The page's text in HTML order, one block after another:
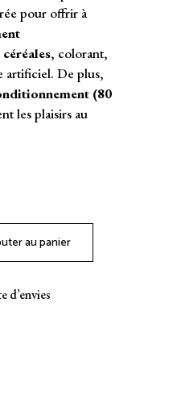
pour offrir à
, colorant,
artificiel. De plus,
(80
les plaisirs au
au panier
d’envies